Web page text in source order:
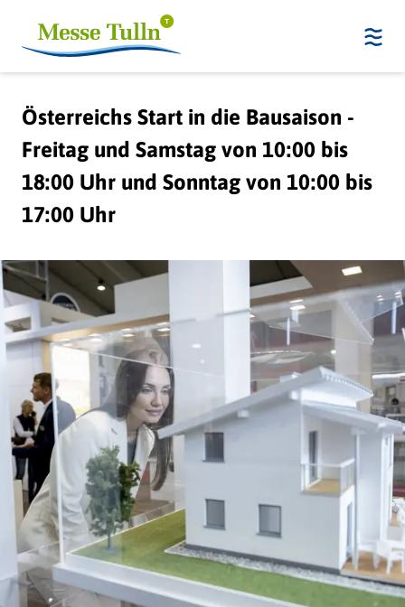
Österreichs Start in die Bausaison -
Freitag und Samstag von 10:00 bis
18:00 Uhr und Sonntag von 10:00 bis
17:00 Uhr